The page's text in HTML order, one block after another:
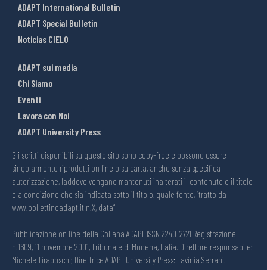
ADAPT International Bulletin
ADAPT Special Bulletin
Noticias CIELO
ADAPT sui media
Chi Siamo
Eventi
Lavora con Noi
ADAPT University Press
Gli scritti disponibili su questo sito sono copy-free e possono essere
singolarmente riprodotti on line o su carta, anche senza specifica
autorizzazione, laddove vengano mantenuti inalterati il contenuto e il titolo
e a condizione che sia indicata sotto il titolo, quale fonte, “tratto da
www.bollettinoadapt.it n.X, data“
Pubblicazione on line della Collana ADAPT ISSN 2240-2721 Registrazione
n.1609, 11 novembre 2001, Tribunale di Modena, Italia. Direttore responsabile:
Michele Tiraboschi; Direttrice ADAPT University Press: Lavinia Serrani.